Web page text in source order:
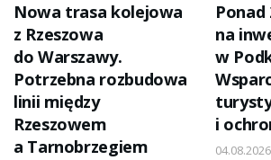
Nowa trasa kolejowa
z Rzeszowa
do Warszawy.
Potrzebna rozbudowa
linii między
Rzeszowem
a Tarnobrzegiem
Ponad
na
w
i
04.08.2026